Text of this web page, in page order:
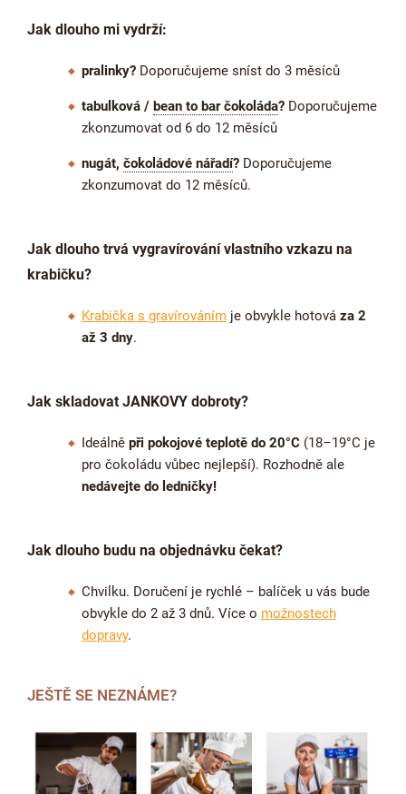
Jak dlouho mi vydrží:
pralinky? Doporučujeme sníst do 3 měsíců
tabulková / bean to bar čokoláda? Doporučujeme
zkonzumovat od 6 do 12 měsíců
nugát, čokoládové nářadí? Doporučujeme
zkonzumovat do 12 měsíců.
Jak dlouho trvá vygravírování vlastního vzkazu na
krabičku?
Krabička s gravírováním je obvykle hotová za 2
až 3 dny.
Jak skladovat JANKOVY dobroty?
Ideálně při pokojové teplotě do 20°C (18–19°C je
pro čokoládu vůbec nejlepší). Rozhodně ale
nedávejte do ledničky!
Jak dlouho budu na objednávku čekat?
Chvilku. Doručení je rychlé – balíček u vás bude
obvykle do 2 až 3 dnů. Více o možnostech
dopravy.
JEŠTĚ SE NEZNÁME?